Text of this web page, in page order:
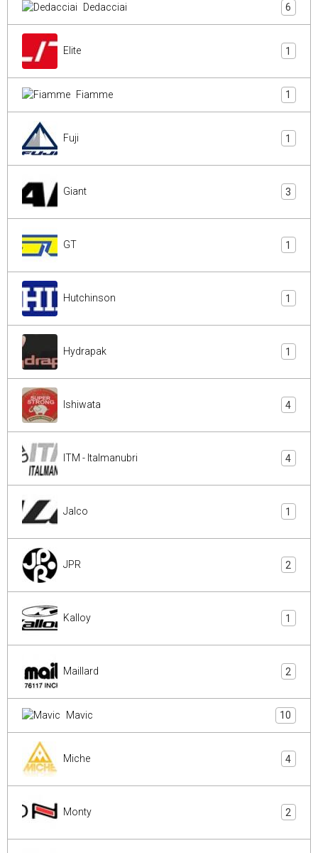
Dedacciai 6
Elite 1
Fiamme 1
Fuji 1
Giant 3
GT 1
Hutchinson 1
Hydrapak 1
Ishiwata 4
ITM - Italmanubri 4
Jalco 1
JPR 2
Kalloy 1
Maillard 2
Mavic 10
Miche 4
Monty 2